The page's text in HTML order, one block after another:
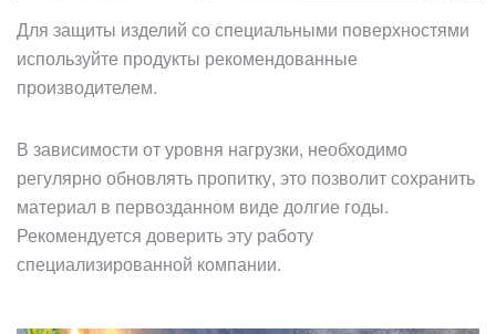
Для защиты изделий со специальными поверхностями
используйте продукты рекомендованные
производителем.
В зависимости от уровня нагрузки, необходимо
регулярно обновлять пропитку, это позволит сохранить
материал в первозданном виде долгие годы.
Рекомендуется доверить эту работу
специализированной компании.